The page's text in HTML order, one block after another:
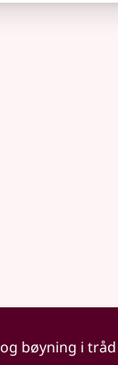
bøyning i